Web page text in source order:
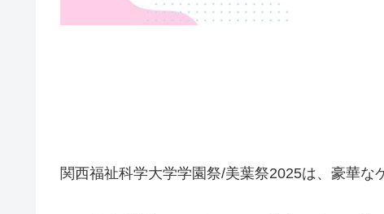
関西福祉科学大学学園祭/美葉祭2025は、豪華な